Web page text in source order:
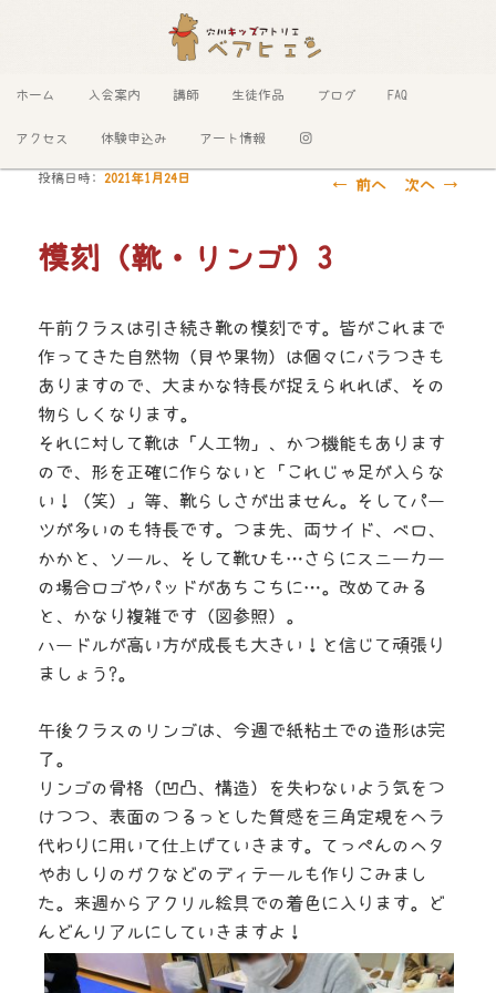
メインメニュー
メインコンテンツへ移動
サブコンテンツへ移動
ホーム 入会案内 講師 生徒作品 ブログ FAQ
アクセス 体験申込み アート情報
←前へ 次へ →
模刻（靴・リンゴ）3
投稿日時:2021年1月24日
午前クラスは引き続き靴の模刻です。皆がこれまで
作ってきた自然物（貝や果物）は個々にバラつきも
ありますので、大まかな特長が捉えられれば、その
物らしくなります。
それに対して靴は「人工物」、かつ機能もあります
ので、形を正確に作らないと「これじゃ足が入らな
い！（笑）」等、靴らしさが出ません。そしてパー
ツが多いのも特長です。つま先、両サイド、ベロ、
かかと、ソール、そして靴ひも…さらにスニーカー
の場合ロゴやパッドがあちこちに…。改めてみる
と、かなり複雑です（図参照）。
ハードルが高い方が成長も大きい！と信じて頑張り
ましょう?。
午後クラスのリンゴは、今週で紙粘土での造形は完
了。
リンゴの骨格（凹凸、構造）を失わないよう気をつ
けつつ、表面のつるっとした質感を三角定規をヘラ
代わりに用いて仕上げていきます。てっぺんのヘタ
やおしりのガクなどのディテールも作りこみまし
た。来週からアクリル絵具での着色に入ります。ど
んどんリアルにしていきますよ！